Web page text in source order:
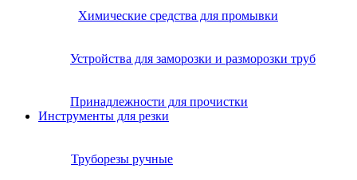
Химические средства для промывки
Устройства для заморозки и разморозки труб
Принадлежности для прочистки
Инструменты для резки
Труборезы ручные